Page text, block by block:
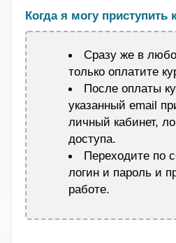
Когда я могу приступить
Сразу же в
только оплатите
После оплаты
указанный email
личный кабинет,
доступа.
Переходите по
логин и пароль и
работе.